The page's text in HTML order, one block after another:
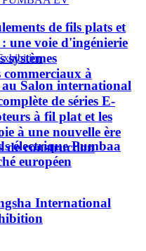
de fils plats et
une voie d'ingénierie
systèmes
commerciaux à
Salon international
de séries E-
à fil plat et les
à une nouvelle ère
de construction
électrique Pumbaa
européen
International